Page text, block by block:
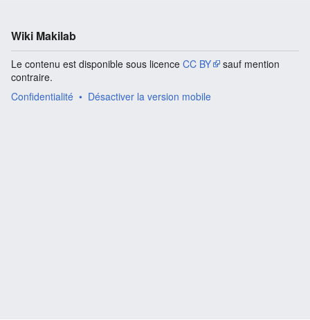
Wiki Makilab
Le contenu est disponible sous licence CC BY
sauf mention
contraire.
Confidentialité
Désactiver la version mobile